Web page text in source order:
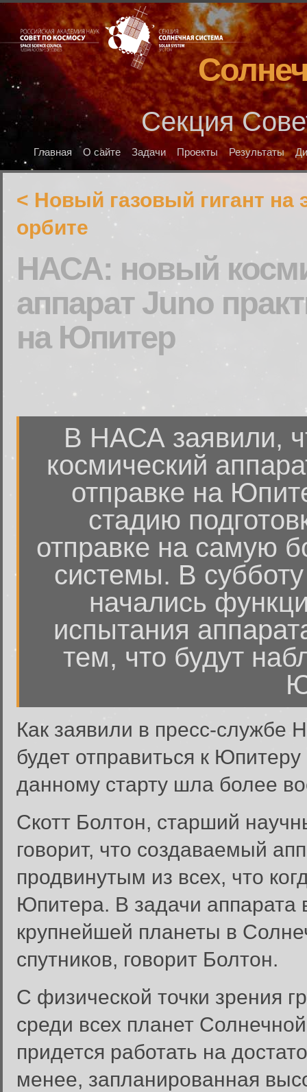
Секция
Главная О сайте Задачи Проекты Результаты
< Новый газовый гигант на
орбите
НАСА: новый
аппарат Juno
на Юпитер
В НАСА заявили,
космический
отправке на
стадию
отправке на самую
системы. В
начались
испытания
тем, что будут
Как заявили в пресс-службе
будет отправиться к Юпитеру
данному старту шла более
Скотт Болтон, старший
говорит, что создаваемый
продвинутым из всех, что
Юпитера. В задачи аппарата
крупнейшей планеты в
спутников, говорит Болтон.
С физической точки зрения
среди всех планет
придется работать на
менее, запланированная